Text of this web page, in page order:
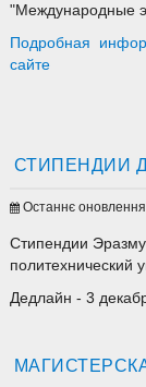
"Международные
Подробная
сайте
СТИПЕНДИИ
Останнє
Стипендии
политехнический
Дедлайн - 3